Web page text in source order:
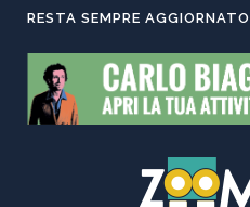
RESTA SEMPRE AGGIORNATO